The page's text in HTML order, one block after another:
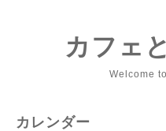
カフェ
Welcome
カレンダー